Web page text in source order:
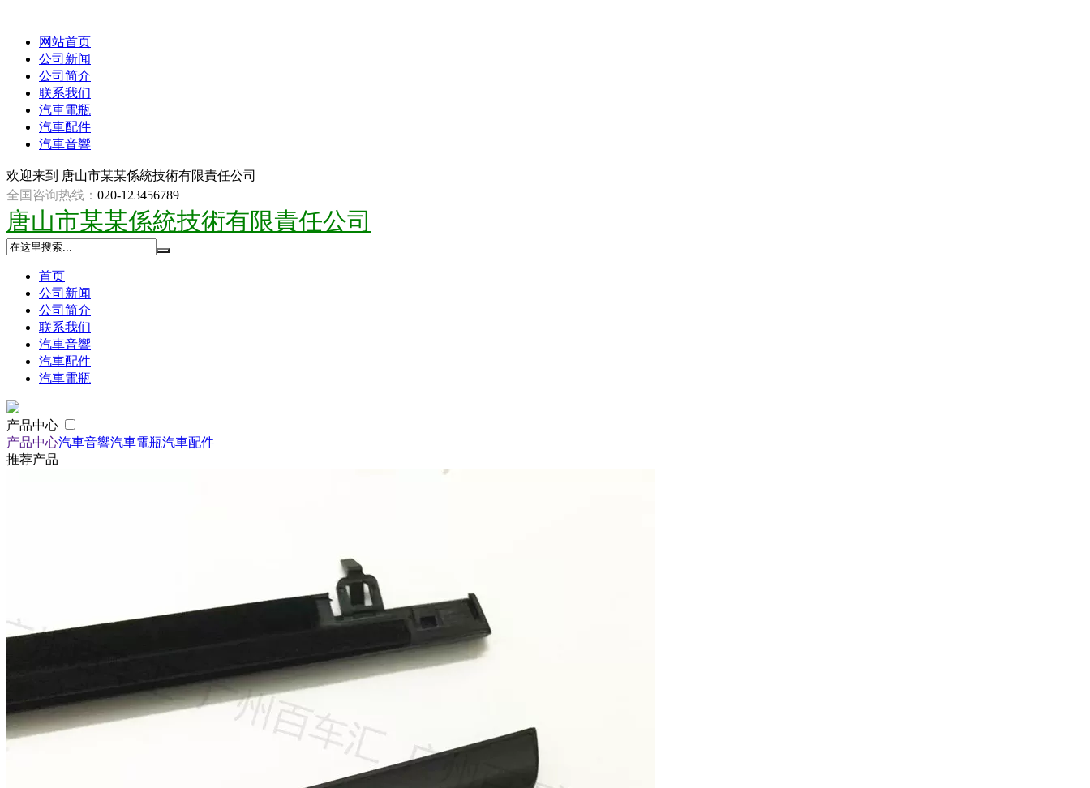
网站首页
公司新闻
公司简介
联系我们
汽車電瓶
汽車配件
汽車音響
欢迎来到 唐山市某某係統技術有限責任公司
全国咨询热线： 020-123456789
唐山市某某係統技術有限責任公司
首页
公司新闻
公司简介
联系我们
汽車音響
汽車配件
汽車電瓶
产品中心
产品中心汽車音響汽車電瓶汽車配件
推荐产品